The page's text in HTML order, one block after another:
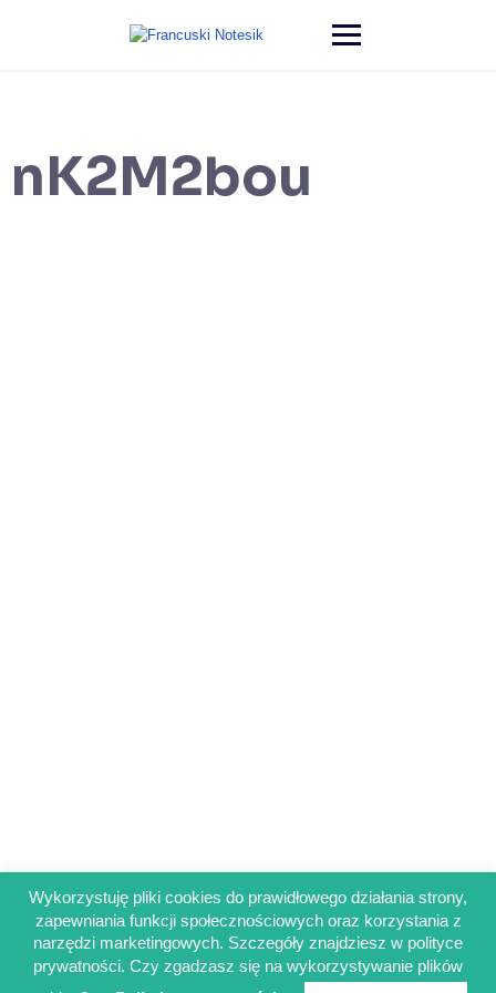
nK2M2bou
Regulamin sklepu
Polityka prywatności
Obowiązek informacyjny RODO
Wykorzystuję pliki cookies do prawidłowego działania strony,
zapewniania funkcji społecznościowych oraz korzystania z
narzędzi marketingowych. Szczegóły znajdziesz w polityce
prywatności. Czy zgadzasz się na wykorzystywanie plików